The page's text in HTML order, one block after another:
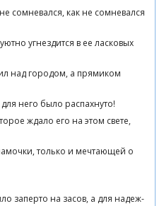
сомневался, как не сомневался
угнездится в ее ласковых
над городом, а прямиком
него было распахнуто!
ждало его на этом свете,
только и мечтающей о
заперто на засов, а для надеж-